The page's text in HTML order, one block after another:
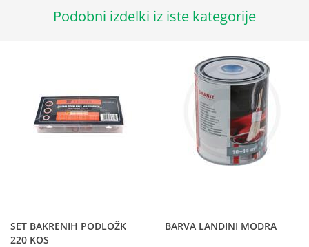
Podobni izdelki iz iste kategorije
SET BAKRENIH PODLOŽK
220 KOS
BARVA LANDINI MODRA